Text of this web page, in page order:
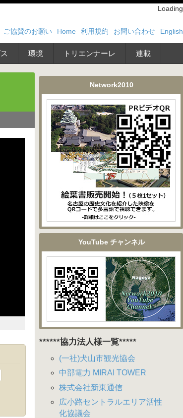
Loading
ご協賛のお願い Home 利用規約 お問い合わせ English
環境 トリエンナーレ 連載
Network2010
YouTube チャンネル
******協力法人様一覧*****
(一社)犬山市観光協会
中部電力 MIRAI TOWER
株式会社新東通信
広小路セントラルエリア活性
化協議会